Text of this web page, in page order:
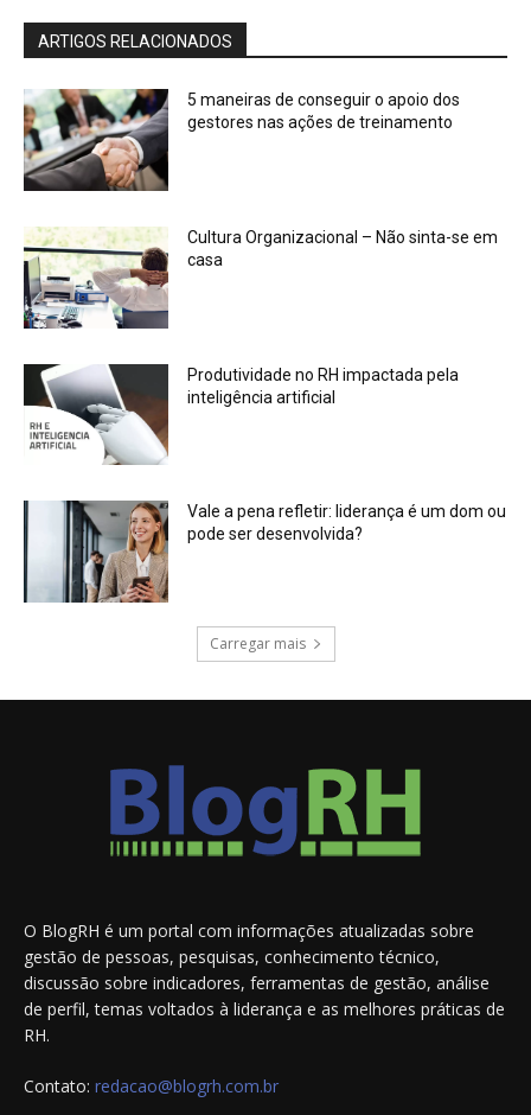
ARTIGOS RELACIONADOS
5 maneiras de conseguir o apoio dos
gestores nas ações de treinamento
Cultura Organizacional – Não sinta-se em
casa
Produtividade no RH impactada pela
inteligência artificial
Vale a pena refletir: liderança é um dom ou
pode ser desenvolvida?
Carregar mais
O BlogRH é um portal com informações atualizadas sobre
gestão de pessoas, pesquisas, conhecimento técnico,
discussão sobre indicadores, ferramentas de gestão, análise
de perfil, temas voltados à liderança e as melhores práticas de
RH.
Contato: redacao@blogrh.com.br